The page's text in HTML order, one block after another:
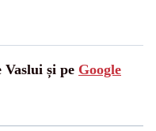
și pe Google